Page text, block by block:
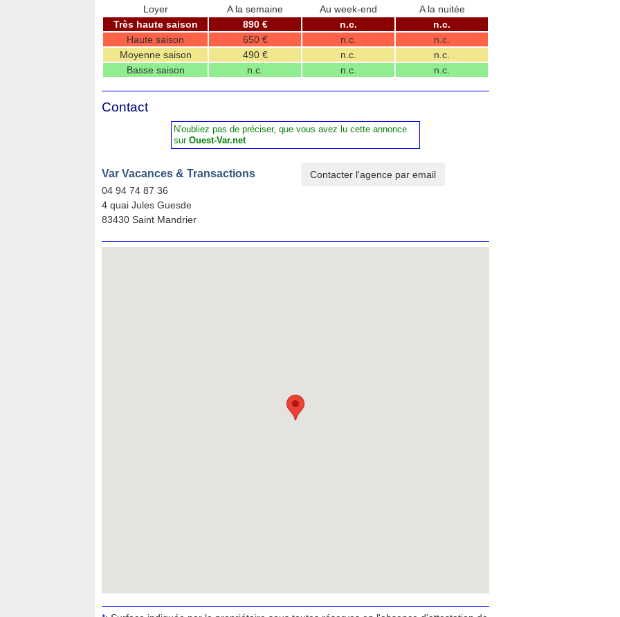
Loyer A la semaine Au week-end
A la nuitée
Très haute saison
890 € n.c.
n.c.
Haute saison
650 € n.c.
n.c.
Moyenne saison
490 € n.c.
n.c.
Basse saison
n.c. n.c. n.c.
Contact
N'oubliez pas de préciser, que vous avez lu cette annonce
sur Ouest-Var.net
Var Vacances & Transactions
04 94 74 87 36
4 quai Jules Guesde
83430 Saint Mandrier